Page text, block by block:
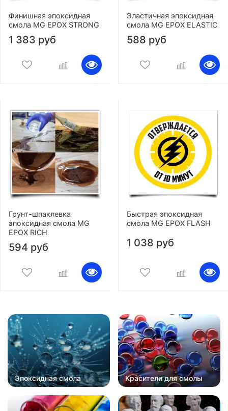
Финишная эпоксидная
смола MG EPOX STRONG
1 383 руб
Эластичная эпоксидная
смола MG EPOX ELASTIC
588 руб
Грунт-шпаклевка
эпоксидная смола MG
EPOX RICH
594 руб
Быстрая эпоксидная
смола MG EPOX FLASH
1 038 руб
Эпоксидная смола Красители для смолы